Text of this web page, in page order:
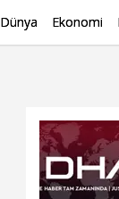
Dünya Ekonomi